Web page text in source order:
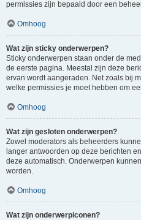
permissies zijn bepaald door een
Omhoog
Wat zijn sticky onderwerpen?
Sticky onderwerpen staan onder de
de eerste pagina. Meestal zijn deze
ervan wordt aangeraden. Net zoals bij
welke permissies je moet hebben om
Omhoog
Wat zijn gesloten onderwerpen?
Zowel moderators als beheerders
langer antwoorden op deze berichten
deze automatisch. Onderwerpen
worden.
Omhoog
Wat zijn onderwerpiconen?